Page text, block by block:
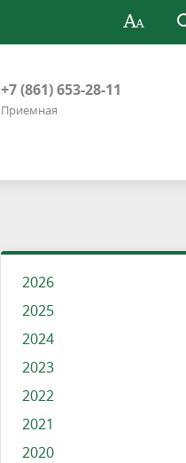
+7 (861) 653-28-11
Приемная
2026
2025
2024
2023
2022
2021
2020